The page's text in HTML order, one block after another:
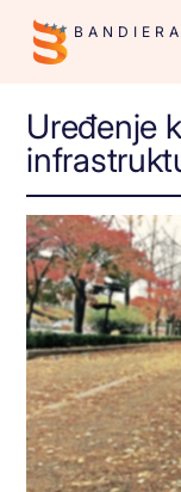
BANDIERA
Uređenje